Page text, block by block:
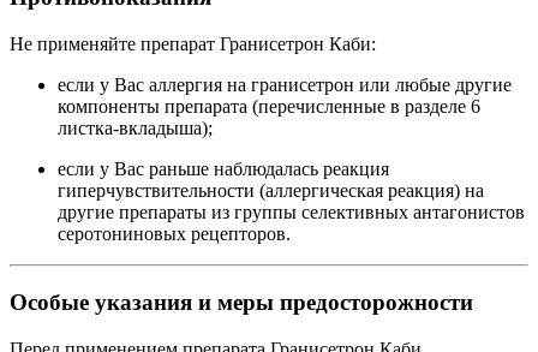
Не применяйте препарат Гранисетрон Каби:
если у Вас аллергия на гранисетрон или любые другие
компоненты препарата (перечисленные в разделе 6
листка-вкладыша);
если у Вас раньше наблюдалась реакция
гиперчувствительности (аллергическая реакция) на
другие препараты из группы селективных антагонистов
серотониновых рецепторов.
Особые указания и меры предосторожности